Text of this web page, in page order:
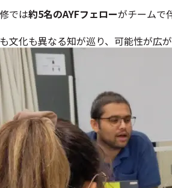
では約5名のAYFフェローがチームで
文化も異なる知が巡り、可能性が広が